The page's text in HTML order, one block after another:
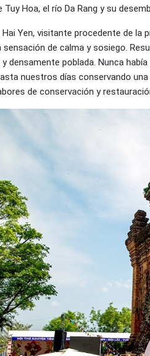
Tuy Hoa, el río Da Rang y su
Hai Yen, visitante procedente de la
de calma y sosiego.
densamente poblada. Nunca
nuestros días conservando
de conservación y